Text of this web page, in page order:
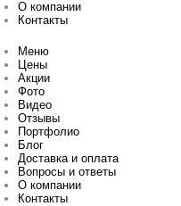
О компании
Контакты
Меню
Цены
Акции
Фото
Видео
Отзывы
Портфолио
Блог
Доставка и оплата
Вопросы и ответы
О компании
Контакты